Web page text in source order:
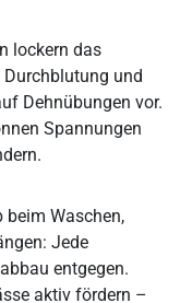
lockern das
Durchblutung und
Dehnübungen vor.
Spannungen
beim Waschen,
Jede
entgegen.
aktiv fördern –